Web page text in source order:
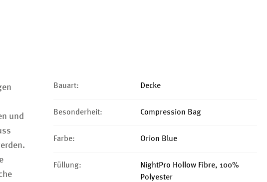
und
Bauart: Decke
Besonderheit: Compression Bag
Farbe: Orion Blue
Füllung:
NightPro Hollow Fibre, 100%
Polyester